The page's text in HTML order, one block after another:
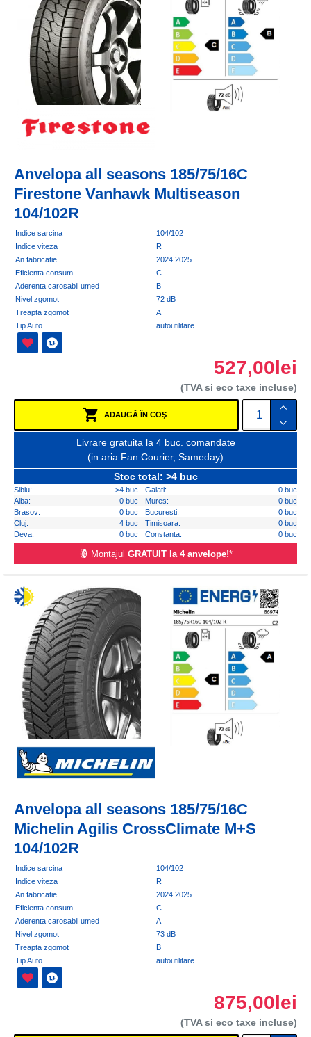
Anvelopa all seasons 185/75/16C
Firestone Vanhawk Multiseason
104/102R
Indice sarcina
104/102
Indice viteza
R
An fabricatie
2024.2025
Eficienta consum
C
Aderenta carosabil umed
B
Nivel zgomot
72 dB
Treapta zgomot
A
Tip Auto
autoutilitare
527,00lei
(TVA si eco taxe incluse)
ADAUGĂ ÎN COŞ
Livrare gratuita la 4 buc. comandate
(in aria Fan Courier, Sameday)
Stoc total: >4 buc
Sibiu: >4 buc Galati:
0 buc
Alba:
0 buc Mures:
0 buc
Brasov:
0 buc Bucuresti:
0 buc
Cluj:
4 buc Timisoara:
0 buc
Deva:
0 buc Constanta: 0 buc
Montajul GRATUIT la 4 anvelope!*
Anvelopa all seasons 185/75/16C
Michelin Agilis CrossClimate M+S
104/102R
Indice sarcina
104/102
Indice viteza
R
An fabricatie
2024.2025
Eficienta consum
C
Aderenta carosabil umed
A
Nivel zgomot
73 dB
Treapta zgomot
B
Tip Auto
autoutilitare
875,00lei
(TVA si eco taxe incluse)